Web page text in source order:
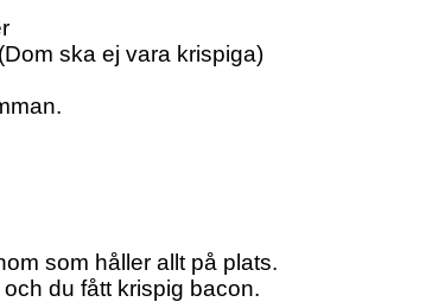
ska ej vara krispiga)
som håller allt på plats.
du fått krispig bacon.